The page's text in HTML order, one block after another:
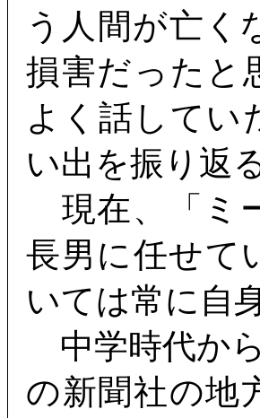
う人間が亡く
損害だったと
よく話してい
い出を振り返る
現在、「ミ
長男に任せて
いては常に自
中学時代か
の新聞社の地